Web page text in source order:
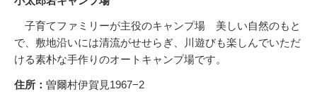
子育てファミリーが主役のキャンプ場 美しい自然のもと
で、敷地沿いには清流がせせらぎ、川遊びも楽しんでいただ
ける素朴な手作りのオートキャンプ場です。
住所： 曽爾村伊賀見1967−2